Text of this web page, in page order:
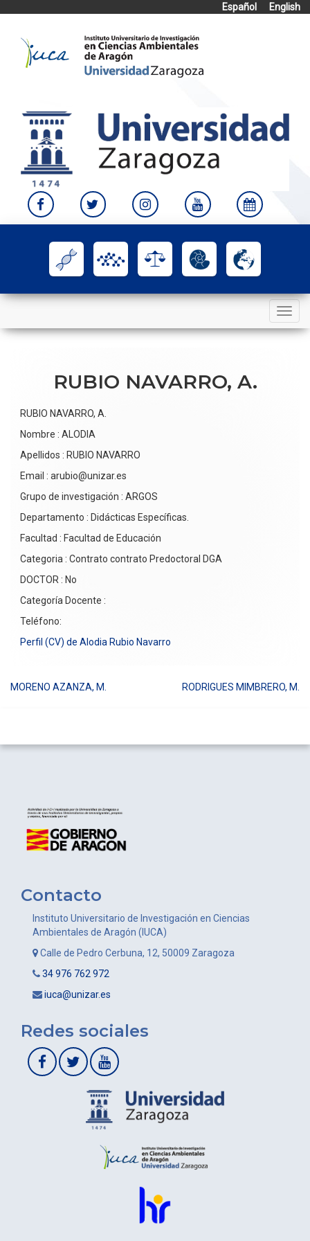
Español
English
content
Toggle
navigation
RUBIO NAVARRO, A.
RUBIO NAVARRO, A.
Nombre : ALODIA
Apellidos : RUBIO NAVARRO
Email : arubio@unizar.es
Grupo de investigación : ARGOS
Departamento : Didácticas Específicas.
Facultad : Facultad de Educación
Categoria : Contrato contrato Predoctoral DGA
DOCTOR : No
Categoría Docente :
Teléfono:
Perfil (CV) de Alodia Rubio Navarro
entradas
MORENO AZANZA, M. RODRIGUES MIMBRERO, M.
Contacto
Instituto Universitario de Investigación en Ciencias
Ambientales de Aragón (IUCA)
Calle de Pedro Cerbuna, 12, 50009 Zaragoza
34 976 762 972
iuca@unizar.es
Redes sociales